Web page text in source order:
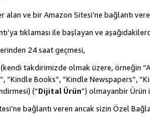
ve bir Amazon Sitesi’ne bağlantı
tıklaması ile başlayan ve
24 saat geçmesi,
takdirimizde olmak üzere, örneğin
“Kindle Books”, “Kindle Newspapers”,
(“Dijital Ürün”) olmayanbir Ürün
bağlantı veren ancak sizin Özel